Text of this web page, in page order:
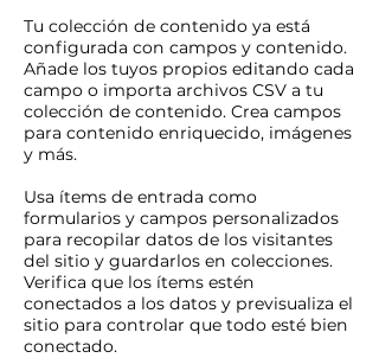
Tu colección de contenido ya está
configurada con campos y contenido.
Añade los tuyos propios editando cada
campo o importa archivos CSV a tu
colección de contenido. Crea campos
para contenido enriquecido, imágenes
y más.
Usa ítems de entrada como
formularios y campos personalizados
para recopilar datos de los visitantes
del sitio y guardarlos en colecciones.
Verifica que los ítems estén
conectados a los datos y previsualiza el
sitio para controlar que todo esté bien
conectado.